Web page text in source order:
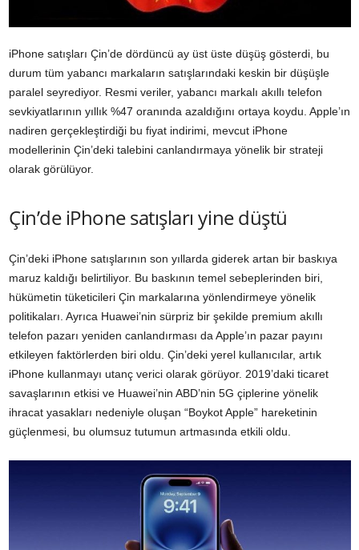
iPhone satışları Çin’de dördüncü ay üst üste düşüş gösterdi, bu
durum tüm yabancı markaların satışlarındaki keskin bir düşüşle
paralel seyrediyor. Resmi veriler, yabancı markalı akıllı telefon
sevkiyatlarının yıllık %47 oranında azaldığını ortaya koydu. Apple’ın
nadiren gerçekleştirdiği bu fiyat indirimi, mevcut iPhone
modellerinin Çin’deki talebini canlandırmaya yönelik bir strateji
olarak görülüyor.
Çin’de iPhone satışları yine düştü
Çin’deki iPhone satışlarının son yıllarda giderek artan bir baskıya
maruz kaldığı belirtiliyor. Bu baskının temel sebeplerinden biri,
hükümetin tüketicileri Çin markalarına yönlendirmeye yönelik
politikaları. Ayrıca Huawei’nin sürpriz bir şekilde premium akıllı
telefon pazarı yeniden canlandırması da Apple’ın pazar payını
etkileyen faktörlerden biri oldu. Çin’deki yerel kullanıcılar, artık
iPhone kullanmayı utanç verici olarak görüyor. 2019’daki ticaret
savaşlarının etkisi ve Huawei’nin ABD’nin 5G çiplerine yönelik
ihracat yasakları nedeniyle oluşan “Boykot Apple” hareketinin
güçlenmesi, bu olumsuz tutumun artmasında etkili oldu.